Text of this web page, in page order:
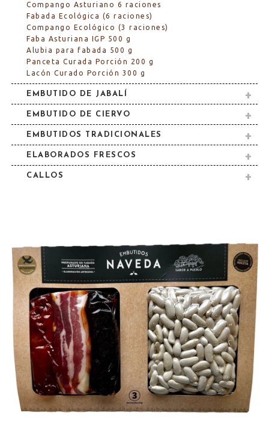
Compango Asturiano 6 raciones
Fabada Ecológica (6 raciones)
Compango Ecológico (3 raciones)
Faba Asturiana IGP 500 g
Alubia para fabada 500 g
Panceta Curada Porción 200 g
Lacón Curado Porción 300 g
EMBUTIDO DE JABALÍ
EMBUTIDO DE CIERVO
EMBUTIDOS TRADICIONALES
ELABORADOS FRESCOS
CALLOS